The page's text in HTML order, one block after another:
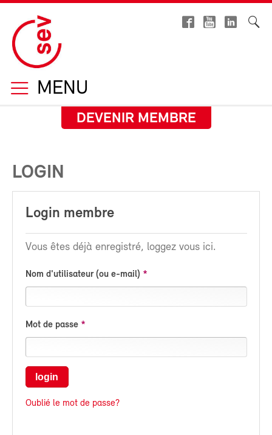
MENU
DEVENIR MEMBRE
LOGIN
Login membre
Vous êtes déjà enregistré, loggez vous ici.
Nom d'utilisateur (ou e-mail)
Mot de passe
login
Oublié le mot de passe?